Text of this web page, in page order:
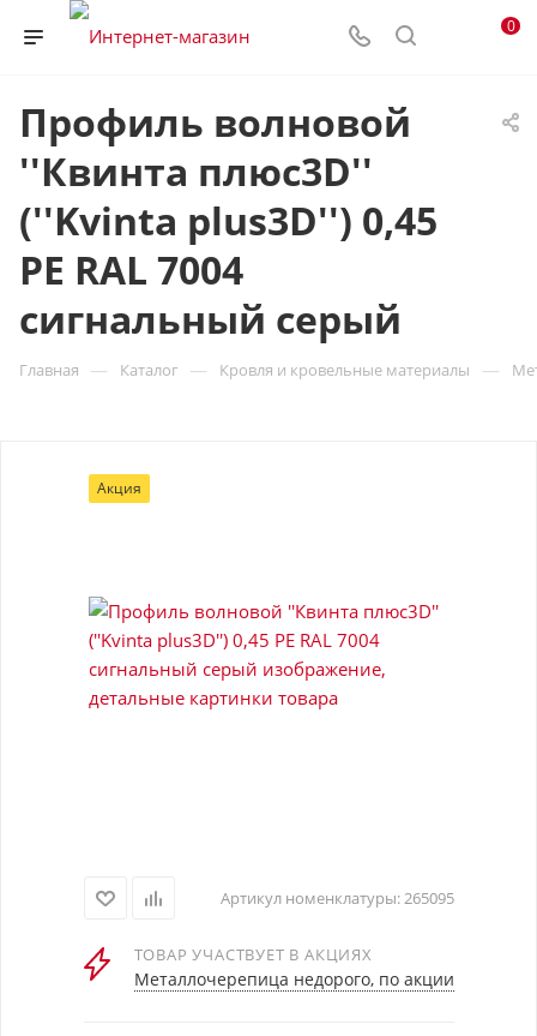
0
Профиль волновой
''Квинта плюс3D''
(''Kvinta plus3D'') 0,45
PE RAL 7004
сигнальный серый
Главная — Каталог — Кровля и кровельные материалы —
Акция
Артикул номенклатуры:265095
ТОВАР УЧАСТВУЕТ В АКЦИЯХ
Металлочерепица недорого, по акции